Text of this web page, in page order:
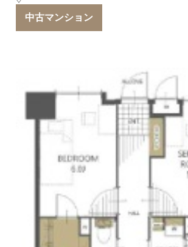
中古マンション